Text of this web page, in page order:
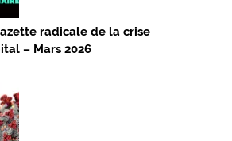
radicale de la crise
– Mars 2026